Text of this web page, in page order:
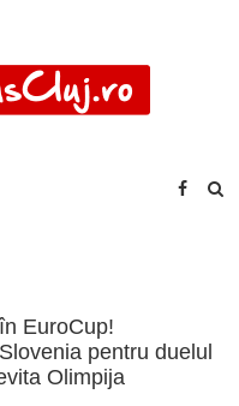
EuroCup!
pentru duelul
Olimpija